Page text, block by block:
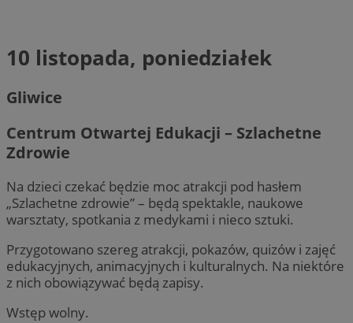
10 listopada, poniedziałek
Gliwice
Centrum Otwartej Edukacji – Szlachetne
Zdrowie
Na dzieci czekać będzie moc atrakcji pod hasłem
„Szlachetne zdrowie” – będą spektakle, naukowe
warsztaty, spotkania z medykami i nieco sztuki.
Przygotowano szereg atrakcji, pokazów, quizów i zajęć
edukacyjnych, animacyjnych i kulturalnych. Na niektóre
z nich obowiązywać będą zapisy.
Wstęp wolny.